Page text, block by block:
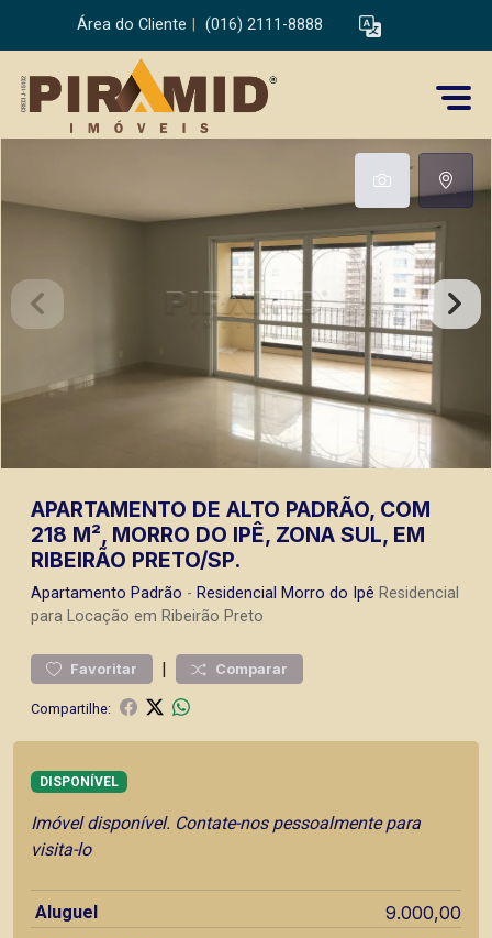
Área do Cliente (016) 2111-8888
APARTAMENTO DE ALTO PADRÃO, COM
218 M², MORRO DO IPÊ, ZONA SUL, EM
RIBEIRÃO PRETO/SP.
Apartamento Padrão - Residencial Morro do Ipê Residencial
para Locação em Ribeirão Preto
Favoritar | Comparar
Compartilhe:
DISPONÍVEL
Imóvel disponível. Contate-nos pessoalmente para
visita-lo
Aluguel 9.000,00